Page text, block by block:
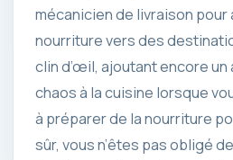
mécanicien de livraison pour
nourriture vers des
clin d’œil, ajoutant encore
chaos à la cuisine lorsque
à préparer de la nourriture
sûr, vous n’êtes pas obligé